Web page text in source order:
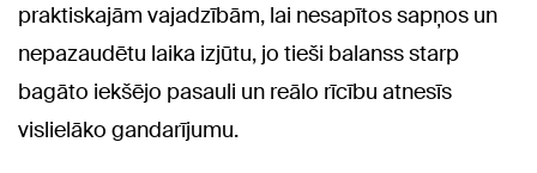
praktiskajām vajadzībām, lai nesapītos sapņos un
nepazaudētu laika izjūtu, jo tieši balanss starp
bagāto iekšējo pasauli un reālo rīcību atnesīs
vislielāko gandarījumu.